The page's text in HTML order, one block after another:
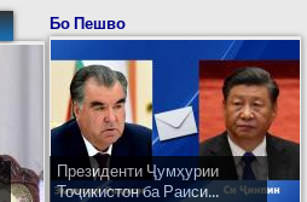
Бо Пешво
Президенти Ҷумҳурии
Тоҷикистон ба Раиси...